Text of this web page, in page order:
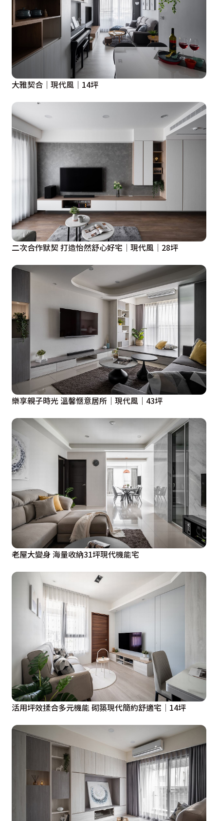
大雅契合｜現代風｜14坪
二次合作默契 打造怡然舒心好宅｜現代風｜28坪
樂享親子時光 溫馨愜意居所｜現代風｜43坪
老屋大變身 海量收納31坪現代機能宅
活用坪效揉合多元機能 砌築現代簡約舒適宅│14坪